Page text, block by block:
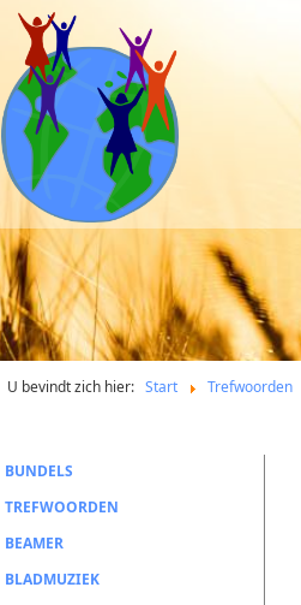
U bevindt zich hier: Start Trefwoorden
BUNDELS
TREFWOORDEN
BEAMER
BLADMUZIEK